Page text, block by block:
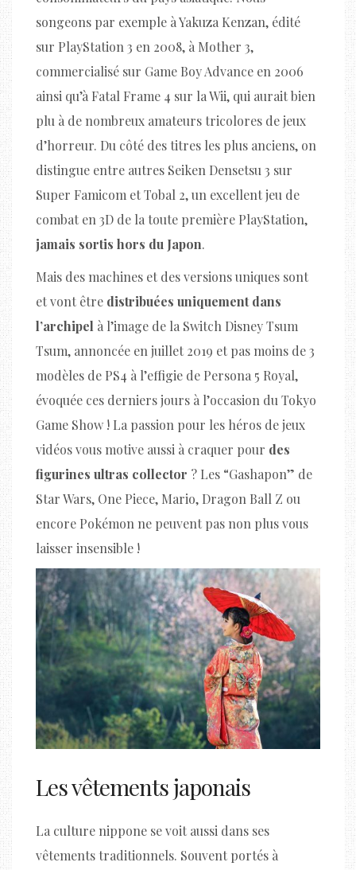
songeons par exemple à Yakuza Kenzan, édité
sur PlayStation 3 en 2008, à Mother 3,
commercialisé sur Game Boy Advance en 2006
ainsi qu’à Fatal Frame 4 sur la Wii, qui aurait bien
plu à de nombreux amateurs tricolores de jeux
d’horreur. Du côté des titres les plus anciens, on
distingue entre autres Seiken Densetsu 3 sur
Super Famicom et Tobal 2, un excellent jeu de
combat en 3D de la toute première PlayStation,
jamais sortis hors du Japon.
Mais des machines et des versions uniques sont
et vont être distribuées uniquement dans
l’archipel à l’image de la Switch Disney Tsum
Tsum, annoncée en juillet 2019 et pas moins de 3
modèles de PS4 à l’effigie de Persona 5 Royal,
évoquée ces derniers jours à l’occasion du Tokyo
Game Show ! La passion pour les héros de jeux
vidéos vous motive aussi à craquer pour des
figurines ultras collector ? Les “Gashapon” de
Star Wars, One Piece, Mario, Dragon Ball Z ou
encore Pokémon ne peuvent pas non plus vous
laisser insensible !
Les vêtements japonais
La culture nippone se voit aussi dans ses
vêtements traditionnels. Souvent portés à